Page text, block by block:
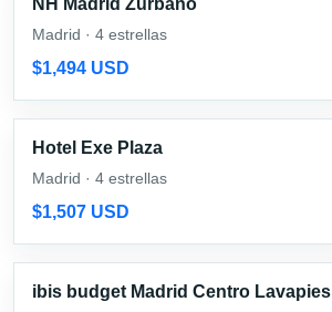
NH Madrid Zurbano
Madrid · 4 estrellas
$1,494 USD
Hotel Exe Plaza
Madrid · 4 estrellas
$1,507 USD
ibis budget Madrid Centro Lavapies